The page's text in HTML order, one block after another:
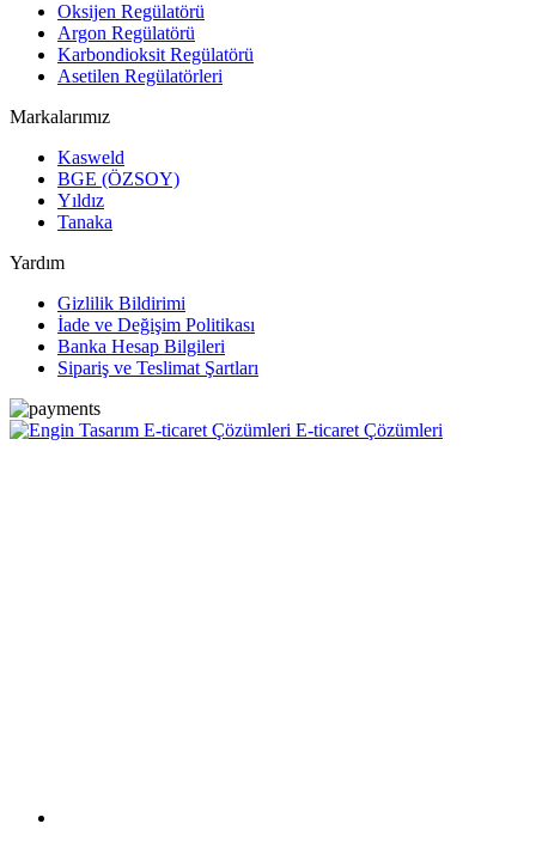
Oksijen Regülatörü
Argon Regülatörü
Karbondioksit Regülatörü
Asetilen Regülatörleri
Markalarımız
Kasweld
BGE (ÖZSOY)
Yıldız
Tanaka
Yardım
Gizlilik Bildirimi
İade ve Değişim Politikası
Banka Hesap Bilgileri
Sipariş ve Teslimat Şartları
E-ticaret Çözümleri